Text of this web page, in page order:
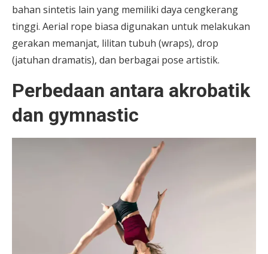
bahan sintetis lain yang memiliki daya cengkerang
tinggi. Aerial rope biasa digunakan untuk melakukan
gerakan memanjat, lilitan tubuh (wraps), drop
(jatuhan dramatis), dan berbagai pose artistik.
Perbedaan antara akrobatik
dan gymnastic